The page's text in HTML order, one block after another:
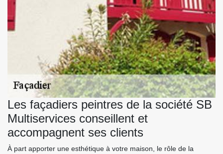
Les façadiers peintres de la société SB
Multiservices conseillent et
accompagnent ses clients
À part apporter une esthétique à votre maison, le rôle de la